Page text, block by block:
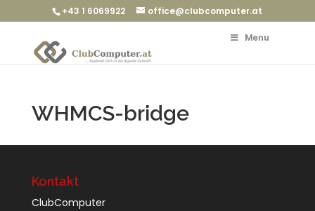
+43 1 6069922 office@clubcomputer.at
Menu
WHMCS-bridge
Kontakt
ClubComputer